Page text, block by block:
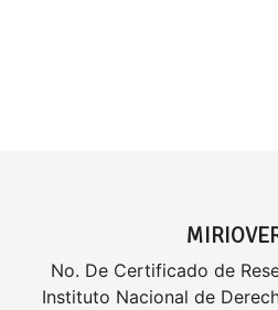
No. De Certificado de
Instituto Nacional de